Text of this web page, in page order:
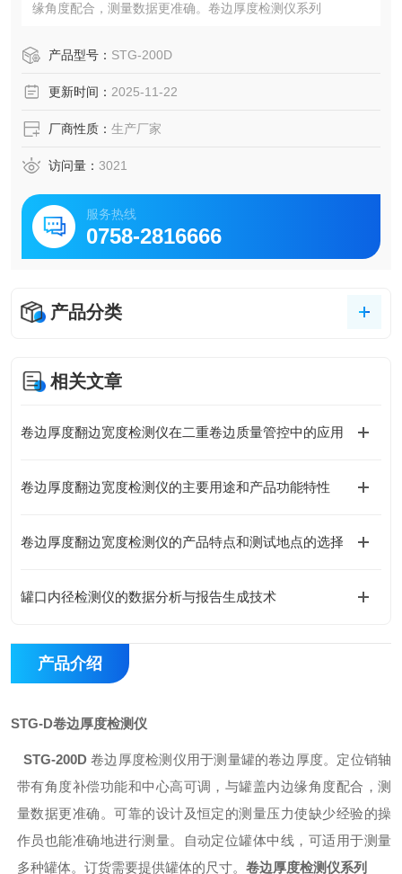
缘角度配合，测量数据更准确。卷边厚度检测仪系列
产品型号： STG-200D
更新时间： 2025-11-22
厂商性质： 生产厂家
访问量： 3021
服务热线
0758-2816666
产品分类
相关文章
卷边厚度翻边宽度检测仪在二重卷边质量管控中的应用
卷边厚度翻边宽度检测仪的主要用途和产品功能特性
卷边厚度翻边宽度检测仪的产品特点和测试地点的选择
罐口内径检测仪的数据分析与报告生成技术
产品介绍
STG-D卷边厚度检测仪
STG-200D 卷边厚度检测仪用于测量罐的卷边厚度。定位销轴
带有角度补偿功能和中心高可调，与罐盖内边缘角度配合，测
量数据更准确。可靠的设计及恒定的测量压力使缺少经验的操
作员也能准确地进行测量。自动定位罐体中线，可适用于测量
多种罐体。订货需要提供罐体的尺寸。 卷边厚度检测仪系列